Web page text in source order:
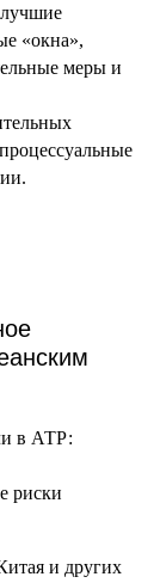
«окна»,
меры и
в АТР:
риски
и других